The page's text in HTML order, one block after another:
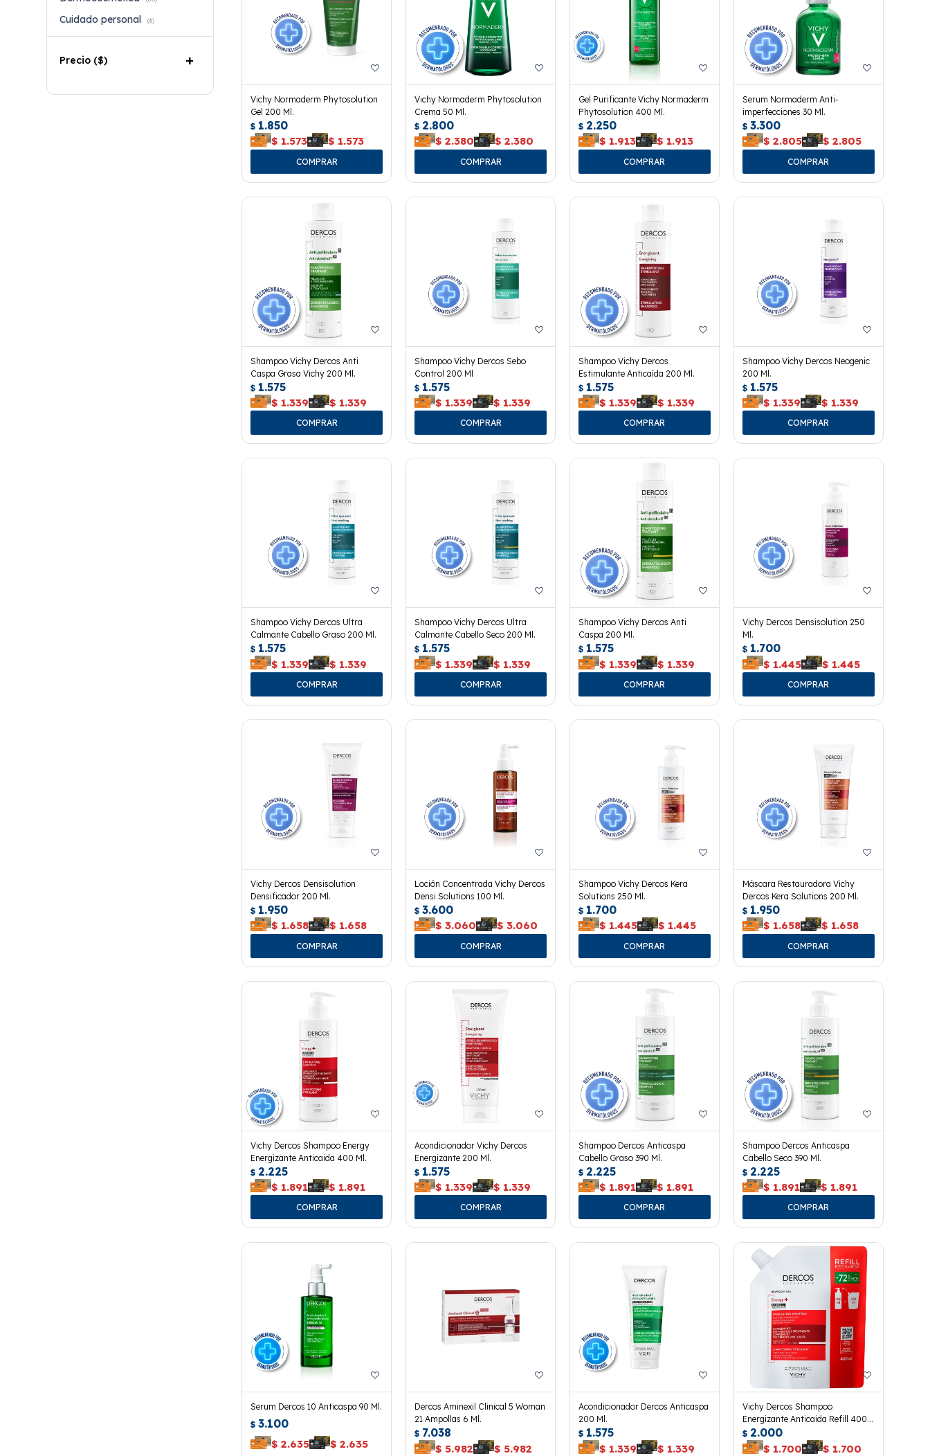
Vichy Normaderm Phytosolution
Gel 200 Ml.
$ 1.850
$ 1.573 $ 1.573
Vichy Normaderm Phytosolution
Crema 50 Ml.
$ 2.800
$ 2.380 $ 2.380
Gel Purificante Vichy Normaderm
Phytosolution 400 Ml.
$ 2.250
$ 1.913 $ 1.913
Serum Normaderm Anti-
imperfecciones 30 Ml.
$ 3.300
$ 2.805 $ 2.805
Shampoo Vichy Dercos Anti
Caspa Grasa Vichy 200 Ml.
$ 1.575
$ 1.339 $ 1.339
Shampoo Vichy Dercos Sebo
Control 200 Ml
$ 1.575
$ 1.339 $ 1.339
Shampoo Vichy Dercos
Estimulante Anticaída 200 Ml.
$ 1.575
$ 1.339 $ 1.339
Shampoo Vichy Dercos Neogenic
200 Ml.
$ 1.575
$ 1.339 $ 1.339
Shampoo Vichy Dercos Ultra
Calmante Cabello Graso 200 Ml.
$ 1.575
$ 1.339 $ 1.339
Shampoo Vichy Dercos Ultra
Calmante Cabello Seco 200 Ml.
$ 1.575
$ 1.339 $ 1.339
Shampoo Vichy Dercos Anti
Caspa 200 Ml.
$ 1.575
$ 1.339 $ 1.339
Vichy Dercos Densisolution 250
Ml.
$ 1.700
$ 1.445 $ 1.445
Vichy Dercos Densisolution
Densificador 200 Ml.
$ 1.950
$ 1.658 $ 1.658
Loción Concentrada Vichy Dercos
Densi Solutions 100 Ml.
$ 3.600
$ 3.060 $ 3.060
Shampoo Vichy Dercos Kera
Solutions 250 Ml.
$ 1.700
$ 1.445 $ 1.445
Máscara Restauradora Vichy
Dercos Kera Solutions 200 Ml.
$ 1.950
$ 1.658 $ 1.658
Vichy Dercos Shampoo Energy
Energizante Anticaida 400 Ml.
$ 2.225
$ 1.891 $ 1.891
Acondicionador Vichy Dercos
Energizante 200 Ml.
$ 1.575
$ 1.339 $ 1.339
Shampoo Dercos Anticaspa
Cabello Graso 390 Ml.
$ 2.225
$ 1.891 $ 1.891
Shampoo Dercos Anticaspa
Cabello Seco 390 Ml.
$ 2.225
$ 1.891 $ 1.891
Serum Dercos 10 Anticaspa 90 Ml.
$ 3.100
$ 2.635 $ 2.635
Dercos Aminexil Clinical 5 Woman
21 Ampollas 6 Ml.
$ 7.038
$ 5.982 $ 5.982
Acondicionador Dercos Anticaspa
200 Ml.
$ 1.575
$ 1.339 $ 1.339
Vichy Dercos Shampoo
Energizante Anticaida Refill 400
Ml.
$ 2.000
$ 1.700 $ 1.700
Cuidado personal (6)
Precio ($)